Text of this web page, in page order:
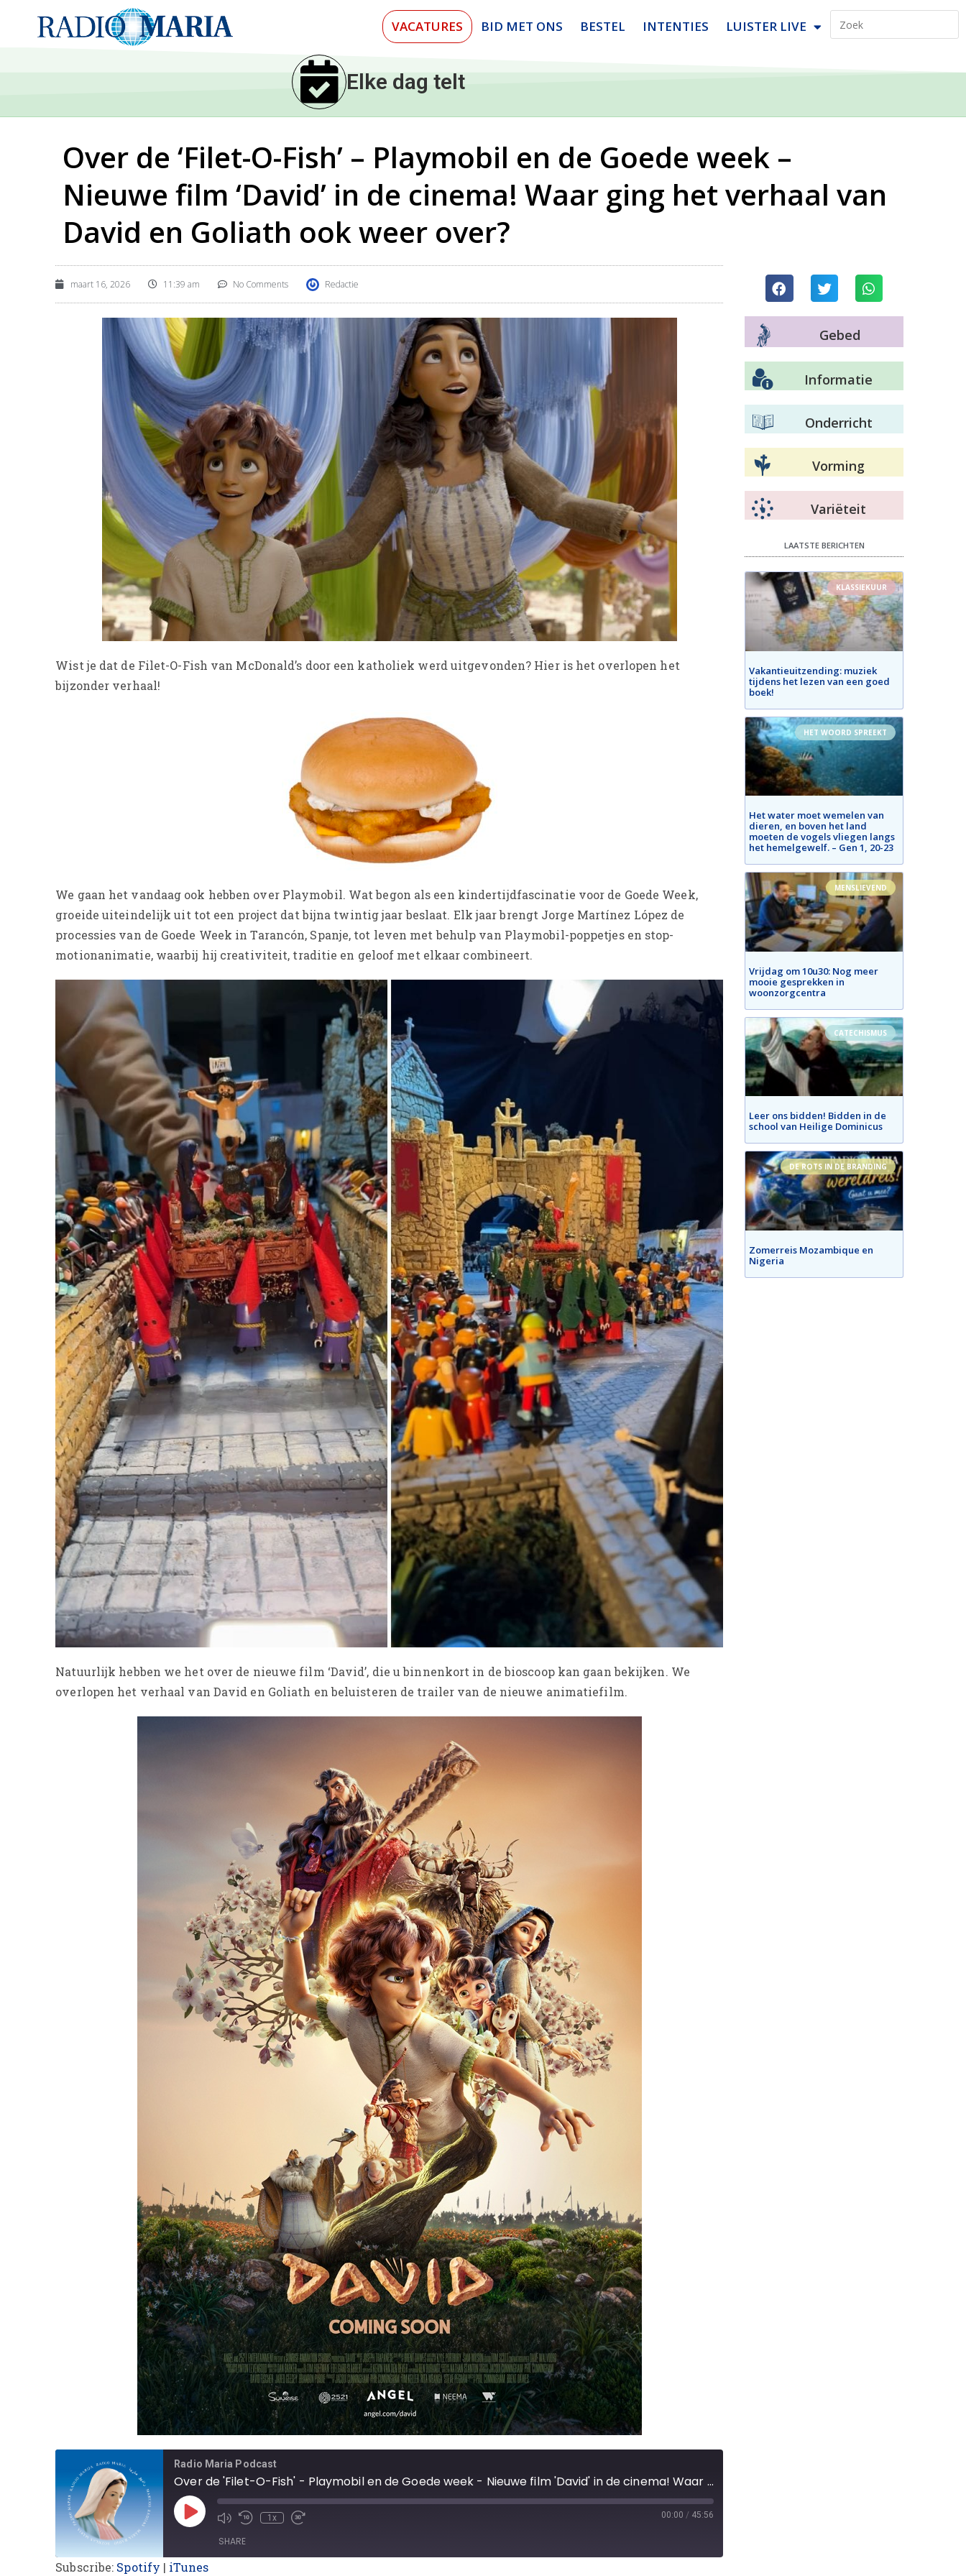
VACATURES BID MET ONS BESTEL INTENTIES LUISTER LIVE
Elke dag telt
Over de ‘Filet-O-Fish’ – Playmobil en de Goede week –
Nieuwe film ‘David’ in de cinema! Waar ging het verhaal van
David en Goliath ook weer over?
maart 16, 2026 11:39 am No Comments Redactie
Wist je dat de Filet-O-Fish van McDonald’s door een katholiek werd uitgevonden? Hier is het overlopen het
bijzonder verhaal!
We gaan het vandaag ook hebben over Playmobil. Wat begon als een kindertijdfascinatie voor de Goede Week,
groeide uiteindelijk uit tot een project dat bijna twintig jaar beslaat. Elk jaar brengt Jorge Martínez López de
processies van de Goede Week in Tarancón, Spanje, tot leven met behulp van Playmobil-poppetjes en stop-
motionanimatie, waarbij hij creativiteit, traditie en geloof met elkaar combineert.
Natuurlijk hebben we het over de nieuwe film ‘David’, die u binnenkort in de bioscoop kan gaan bekijken. We
overlopen het verhaal van David en Goliath en beluisteren de trailer van de nieuwe animatiefilm.
Radio Maria Podcast
Over de 'Filet-O-Fish' - Playmobil en de Goede week - Nieuwe film 'David' in de cinema! Waar ging het verhaal van David en Goliath ook weer over?
1x 00:00 / 45:56
SHARE
Subscribe: Spotify | iTunes
Gebed
Informatie
Onderricht
Vorming
Variëteit
LAATSTE BERICHTEN
KLASSIEKUUR
Vakantieuitzending: muziek
tijdens het lezen van een goed
boek!
HET WOORD SPREEKT
Het water moet wemelen van
dieren, en boven het land
moeten de vogels vliegen langs
het hemelgewelf. – Gen 1, 20-23
MENSLIEVEND
Vrijdag om 10u30: Nog meer
mooie gesprekken in
woonzorgcentra
CATECHISMUS
Leer ons bidden! Bidden in de
school van Heilige Dominicus
DE ROTS IN DE BRANDING
Zomerreis Mozambique en
Nigeria